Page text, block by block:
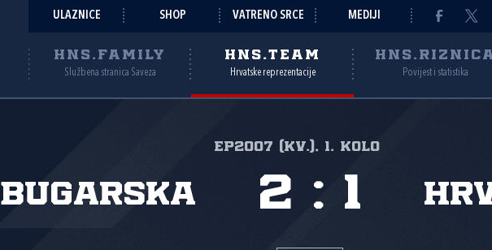
ULAZNICE SHOP VATRENO SRCE MEDIJI
HNS.FAMILY
Službena stranica Saveza
HNS.TEAM
Hrvatske reprezentacije Povijest i statistika
EP2007 (kv.), 1. kolo
Bugarska 2 : 1